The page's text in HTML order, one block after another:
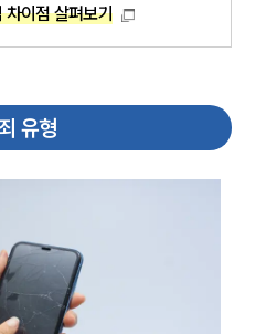
이점 살펴보기
유형